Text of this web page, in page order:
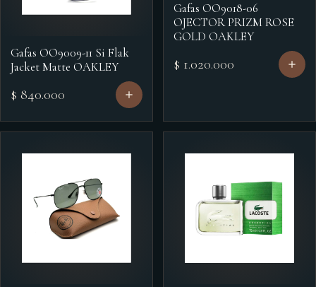
Gafas OO9009-11 Si Flak
Jacket Matte OAKLEY
$ 840.000
Gafas OO9018-06
OJECTOR PRIZM ROSE
GOLD OAKLEY
$ 1.020.000